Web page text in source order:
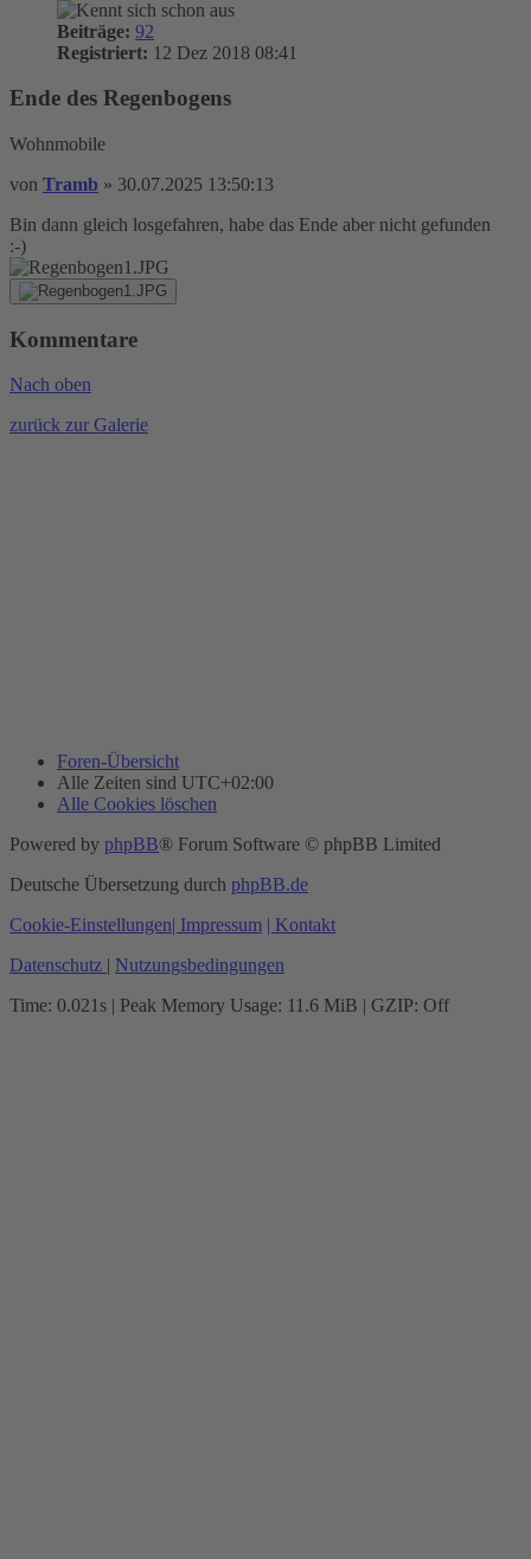
Beiträge: 92
Registriert: 12 Dez 2018 08:41
Ende des Regenbogens
Wohnmobile
von Tramb » 30.07.2025 13:50:13
Bin dann gleich losgefahren, habe das Ende aber nicht gefunden
:-)
Kommentare
Nach oben
zurück zur Galerie
Foren-Übersicht
Alle Zeiten sind UTC+02:00
Alle Cookies löschen
Powered by phpBB® Forum Software © phpBB Limited
Deutsche Übersetzung durch phpBB.de
Cookie-Einstellungen | Impressum
| Kontakt
Datenschutz
Nutzungsbedingungen
Time: 0.021s | Peak Memory Usage: 11.6 MiB | GZIP: Off